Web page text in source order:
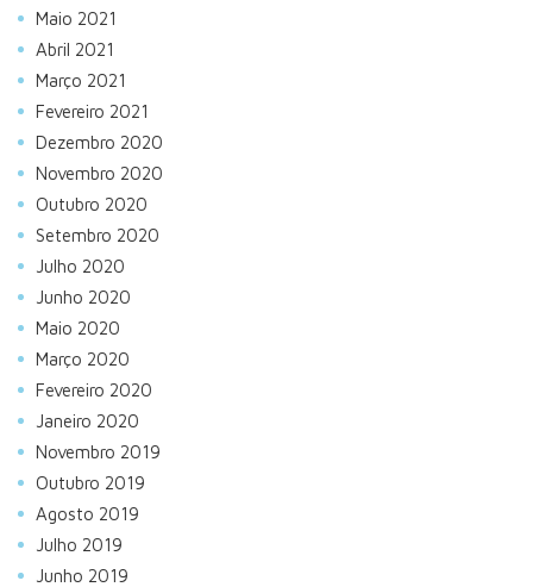
Maio 2021
Abril 2021
Março 2021
Fevereiro 2021
Dezembro 2020
Novembro 2020
Outubro 2020
Setembro 2020
Julho 2020
Junho 2020
Maio 2020
Março 2020
Fevereiro 2020
Janeiro 2020
Novembro 2019
Outubro 2019
Agosto 2019
Julho 2019
Junho 2019